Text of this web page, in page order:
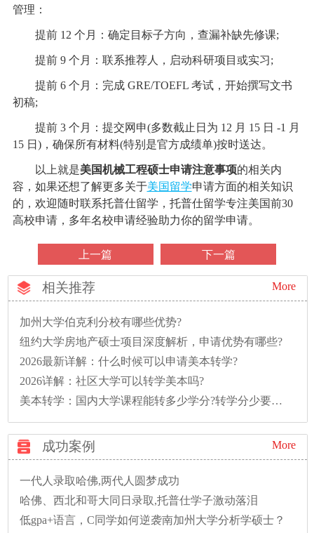
管理：
提前 12 个月：确定目标子方向，查漏补缺先修课;
提前 9 个月：联系推荐人，启动科研项目或实习;
提前 6 个月：完成 GRE/TOEFL 考试，开始撰写文书
初稿;
提前 3 个月：提交网申(多数截止日为 12 月 15 日 -1 月
15 日)，确保所有材料(特别是官方成绩单)按时送达。
以上就是美国机械工程硕士申请注意事项的相关内
容，如果还想了解更多关于美国留学申请方面的相关知识
的，欢迎随时联系托普仕留学，托普仕留学专注美国前30
高校申请，多年名校申请经验助力你的留学申请。
上一篇 下一篇
相关推荐 More
加州大学伯克利分校有哪些优势?
纽约大学房地产硕士项目深度解析，申请优势有哪些?
2026最新详解：什么时候可以申请美本转学?
2026详解：社区大学可以转学美本吗?
美本转学：国内大学课程能转多少学分?转学分少要多读一年怎么办?
成功案例 More
一代人录取哈佛,两代人圆梦成功
哈佛、西北和哥大同日录取,托普仕学子激动落泪
低gpa+语言，C同学如何逆袭南加州大学分析学硕士？